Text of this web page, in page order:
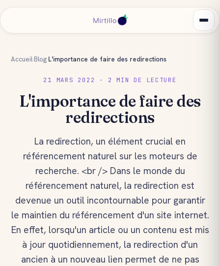
Accueil Blog L'importance de faire des redirections
21 MARS 2022 · 2 MIN DE LECTURE
L'importance de faire des
redirections
La redirection, un élément crucial en
référencement naturel sur les moteurs de
recherche. <br /> Dans le monde du
référencement naturel, la redirection est
devenue un outil incontournable pour garantir
le maintien du référencement d'un site internet.
En effet, lorsqu'un article ou un contenu est mis
à jour quotidiennement, la redirection d'un
ancien à un nouveau lien permet de ne pas